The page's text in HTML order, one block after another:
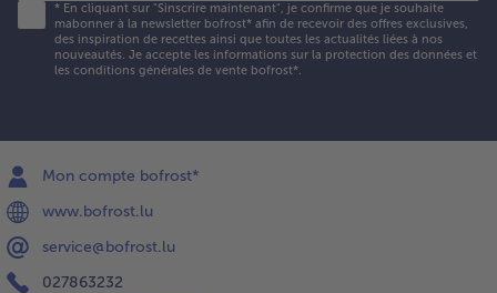
* En cliquant sur "Sinscrire maintenant", je confirme que je souhaite
mabonner à la newsletter bofrost* afin de recevoir des offres exclusives,
des inspiration de recettes ainsi que toutes les actualités liées à nos
nouveautés. Je accepte les informations sur la protection des données et
les conditions générales de vente bofrost*.
Mon compte bofrost*
www.bofrost.lu
service@bofrost.lu
027863232